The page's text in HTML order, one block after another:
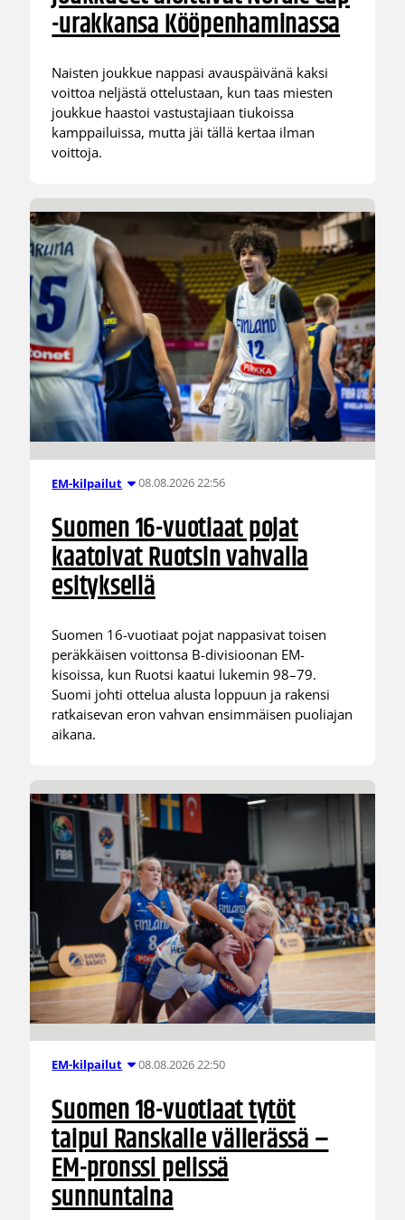
-urakkansa Kööpenhaminassa
Naisten joukkue nappasi avauspäivänä kaksi
voittoa neljästä ottelustaan, kun taas miesten
joukkue haastoi vastustajiaan tiukoissa
kamppailuissa, mutta jäi tällä kertaa ilman
voittoja.
EM-kilpailut 08.08.2026 22:56
Suomen 16-vuotiaat pojat
kaatoivat Ruotsin vahvalla
esityksellä
Suomen 16-vuotiaat pojat nappasivat toisen
peräkkäisen voittonsa B-divisioonan EM-
kisoissa, kun Ruotsi kaatui lukemin 98–79.
Suomi johti ottelua alusta loppuun ja rakensi
ratkaisevan eron vahvan ensimmäisen puoliajan
aikana.
EM-kilpailut 08.08.2026 22:50
Suomen 18-vuotiaat tytöt
taipui Ranskalle välierässä –
EM-pronssi pelissä
sunnuntaina